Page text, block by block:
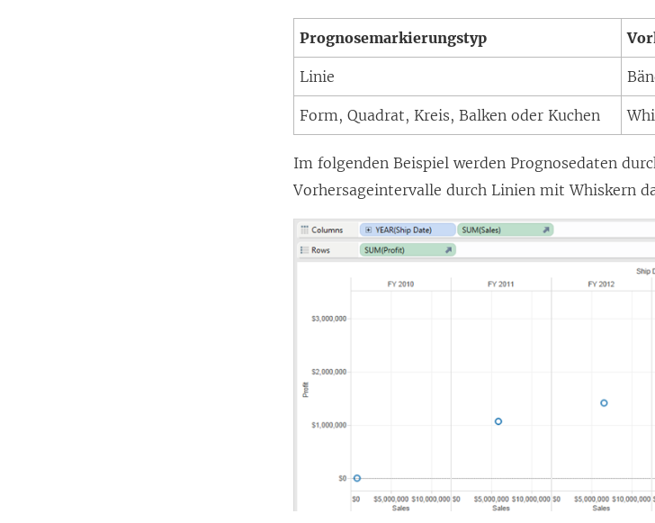
Prognosemarkierungstyp
Linie
Form, Quadrat, Kreis, Balken oder Kuchen
Im folgenden Beispiel werden Prognosedaten
Vorhersageintervalle durch Linien mit Whiskern